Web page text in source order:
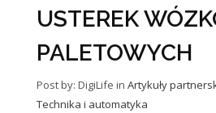
USTEREK
PALETOWYCH
Post by: DigiLife in Artykuły
Technika i automatyka